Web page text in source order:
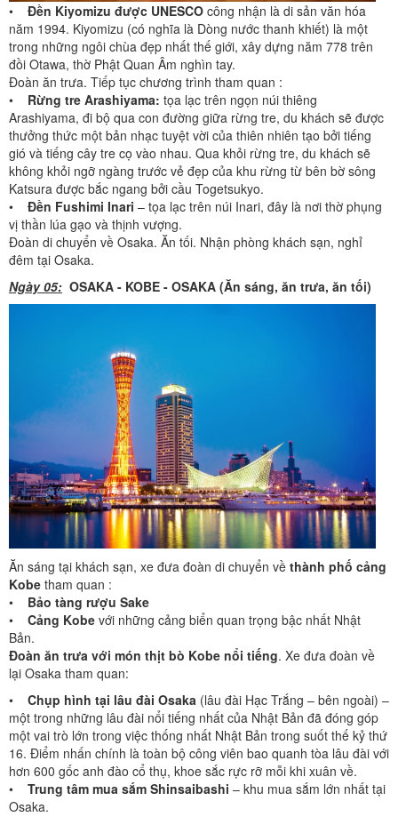
• Đền Kiyomizu được UNESCO công nhận là di sản văn hóa
năm 1994. Kiyomizu (có nghĩa là Dòng nước thanh khiết) là một
trong những ngôi chùa đẹp nhất thế giới, xây dựng năm 778 trên
đồi Otawa, thờ Phật Quan Âm nghìn tay.
Đoàn ăn trưa. Tiếp tục chương trình tham quan :
•
Rừng tre Arashiyama: tọa lạc trên ngọn núi thiêng
Arashiyama, đi bộ qua con đường giữa rừng tre, du khách sẽ được
thưởng thức một bản nhạc tuyệt vời của thiên nhiên tạo bởi tiếng
gió và tiếng cây tre cọ vào nhau. Qua khỏi rừng tre, du khách sẽ
không khỏi ngỡ ngàng trước vẻ đẹp của khu rừng từ bên bờ sông
Katsura được bắc ngang bởi cầu Togetsukyo.
•
Đền Fushimi Inari – tọa lạc trên núi Inari, đây là nơi thờ phụng
vị thần lúa gạo và thịnh vượng.
Đoàn di chuyển về Osaka. Ăn tối. Nhận phòng khách sạn, nghỉ
đêm tại Osaka.
Ngày 05: OSAKA - KOBE - OSAKA (Ăn sáng, ăn trưa, ăn tối)
Ăn sáng tại khách sạn, xe đưa đoàn di chuyển về thành phố cảng
Kobe tham quan :
• Bảo tàng rượu Sake
• Cảng Kobe với những cảng biển quan trọng bậc nhất Nhật
Bản.
Đoàn ăn trưa với món thịt bò Kobe nổi tiếng. Xe đưa đoàn về
lại Osaka tham quan:
• Chụp hình tại lâu đài Osaka (lâu đài Hạc Trắng – bên ngoài) –
một trong những lâu đài nổi tiếng nhất của Nhật Bản đã đóng góp
một vai trò lớn trong việc thống nhất Nhật Bản trong suốt thế kỷ thứ
16. Điểm nhấn chính là toàn bộ công viên bao quanh tòa lâu đài với
hơn 600 gốc anh đào cổ thụ, khoe sắc rực rỡ mỗi khi xuân về.
• Trung tâm mua sắm Shinsaibashi – khu mua sắm lớn nhất tại
Osaka.